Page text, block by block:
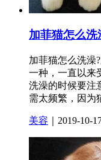
加菲猫怎么
加菲猫怎么洗澡
一种，一直以来
洗澡的时候要注
需太频繁，因为
美容 ｜2019-10-